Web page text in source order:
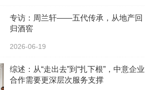
专访：周兰轩——五代传承，从地产回
归酒窖
2026-06-19
综述：从“走出去”到“扎下根”，中意企业
合作需要更深层次服务支撑